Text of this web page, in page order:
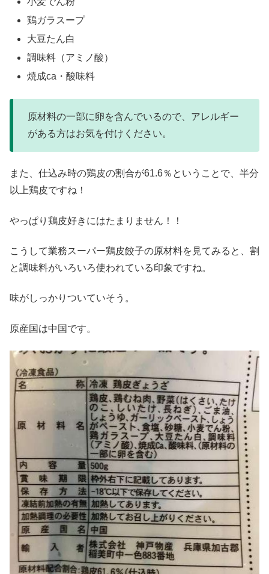
鶏ガラスープ
大豆たん白
調味料（アミノ酸）
焼成ca・酸味料
原材料の一部に卵を含んでいるので、アレルギー
がある方はお気を付けください。
また、仕込み時の鶏皮の割合が61.6％ということで、半分
以上鶏皮ですね！
やっぱり鶏皮好きにはたまりません！！
こうして業務スーパー鶏皮餃子の原材料を見てみると、割
と調味料がいろいろ使われている印象ですね。
味がしっかりついていそう。
原産国は中国です。